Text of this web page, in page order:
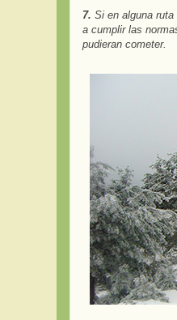
7. Si en alguna
a cumplir las
pudieran cometer.